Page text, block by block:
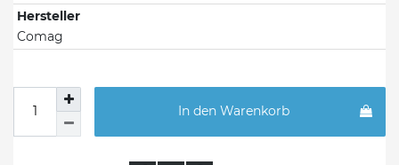
Hersteller
Comag
In den Warenkorb